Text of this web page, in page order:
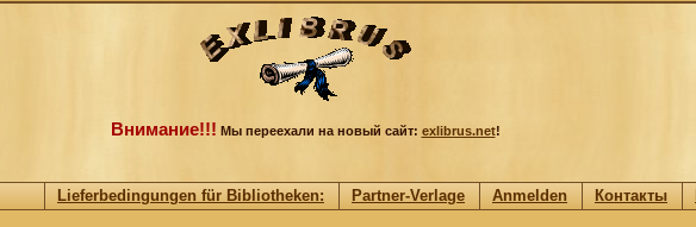
Внимание!!! Мы переехали на новый сайт: exlibrus.net!
Lieferbedingungen für Bibliotheken: Partner-Verlage Anmelden Контакты